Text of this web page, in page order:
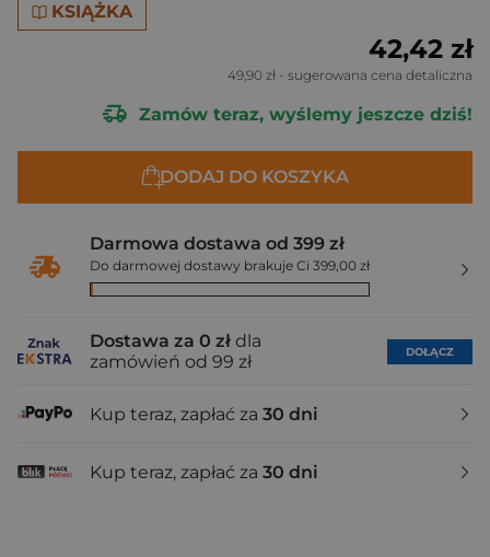
KSIĄŻKA
42,42 zł
49,90 zł - sugerowana cena detaliczna
Zamów teraz, wyślemy jeszcze dziś!
DODAJ DO KOSZYKA
Darmowa dostawa od 399 zł
Do darmowej dostawy brakuje Ci 399,00 zł
Dostawa za 0 zł dla
zamówień od 99 zł
DOŁĄCZ
Kup teraz, zapłać za 30 dni
Kup teraz, zapłać za 30 dni